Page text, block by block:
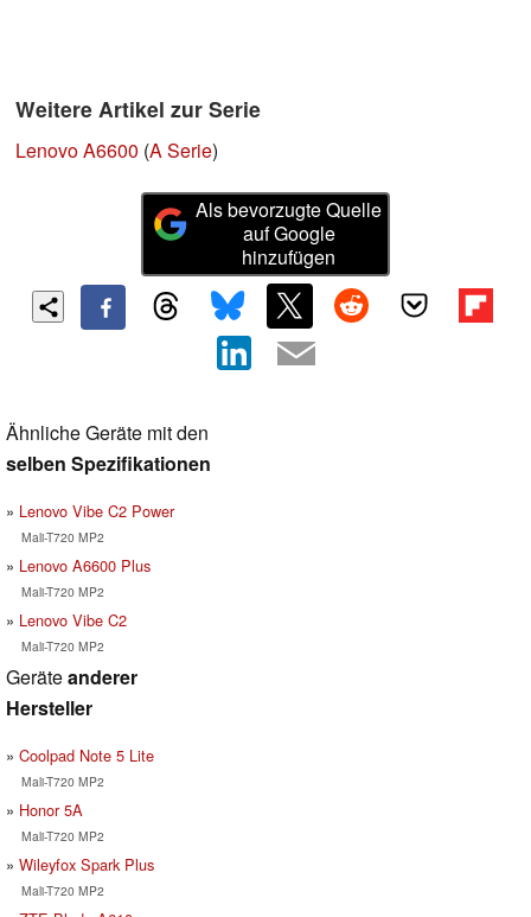
Weitere Artikel zur Serie
Lenovo A6600 (A Serie)
Als bevorzugte Quelle
auf Google
hinzufügen
Ähnliche Geräte mit den
selben Spezifikationen
Lenovo Vibe C2 Power
Mali-T720 MP2
Lenovo A6600 Plus
Mali-T720 MP2
Lenovo Vibe C2
Mali-T720 MP2
Geräteanderer
Hersteller
Coolpad Note 5 Lite
Mali-T720 MP2
Honor 5A
Mali-T720 MP2
Wileyfox Spark Plus
Mali-T720 MP2